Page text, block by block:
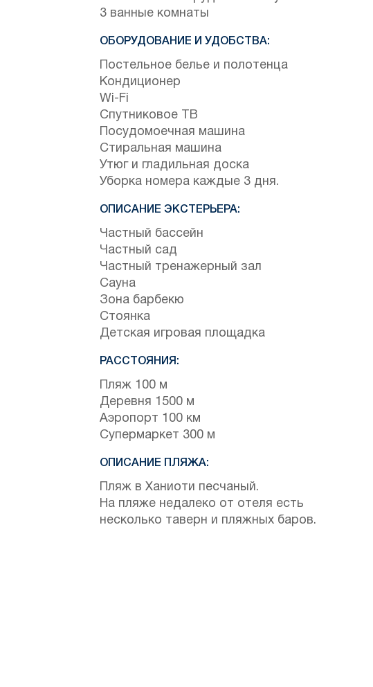
3 ванные комнаты
ОБОРУДОВАНИЕ И УДОБСТВА:
Постельное белье и полотенца
Кондиционер
Wi-Fi
Спутниковое ТВ
Посудомоечная машина
Стиральная машина
Утюг и гладильная доска
Уборка номера каждые 3 дня.
ОПИСАНИЕ ЭКСТЕРЬЕРА:
Частный бассейн
Частный сад
Частный тренажерный зал
Сауна
Зона барбекю
Стоянка
Детская игровая площадка
РАССТОЯНИЯ:
Пляж 100 м
Деревня 1500 м
Аэропорт 100 км
Супермаркет 300 м
ОПИСАНИЕ ПЛЯЖА:
Пляж в Ханиоти песчаный.
На пляже недалеко от отеля есть
несколько таверн и пляжных баров.